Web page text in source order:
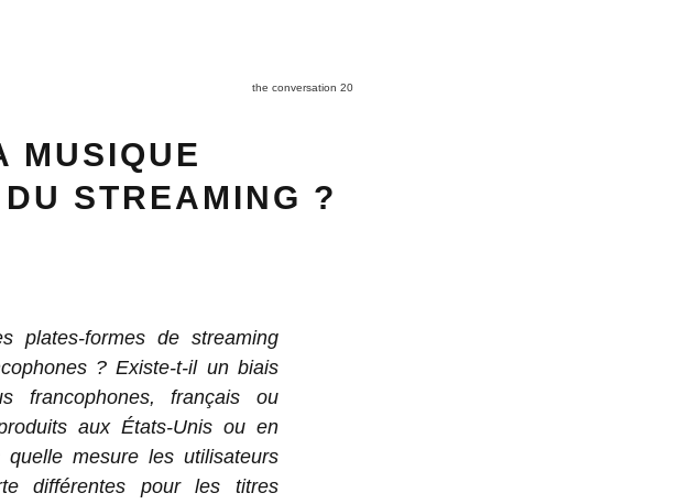
the conversation 20
MUSIQUE
STREAMING ?
plates-formes de streaming
? Existe-t-il un biais
francophones, français ou
aux États-Unis ou en
mesure les utilisateurs
différentes pour les titres